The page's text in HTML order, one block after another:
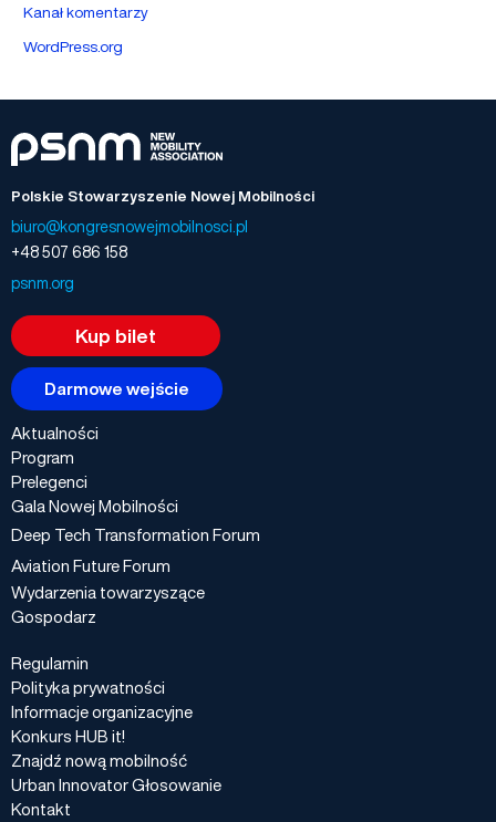
Kanał komentarzy
WordPress.org
Polskie Stowarzyszenie Nowej Mobilności
biuro@kongresnowejmobilnosci.pl
+48 507 686 158
psnm.org
Kup bilet
Darmowe wejście
Aktualności
Program
Prelegenci
Gala Nowej Mobilności
Deep Tech Transformation Forum
Aviation Future Forum
Wydarzenia towarzyszące
Gospodarz
Regulamin
Polityka prywatności
Informacje organizacyjne
Konkurs HUB it!
Znajdź nową mobilność
Urban Innovator Głosowanie
Kontakt